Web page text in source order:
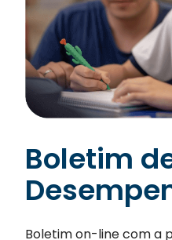
Boletim
Boletim on-line com a